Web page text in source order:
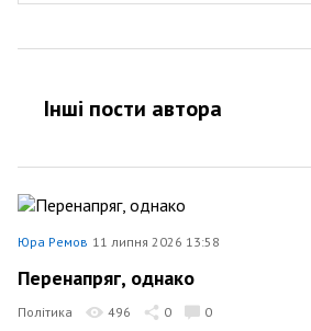
Інші пости автора
Юра Ремов 11 липня 2026 13:58
Перенапряг, однако
Політика 496 0 0